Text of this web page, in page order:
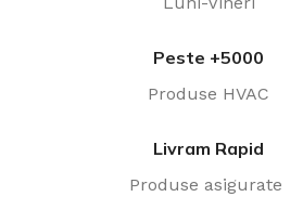
Peste +5000
Produse HVAC
Livram Rapid
Produse asigurate